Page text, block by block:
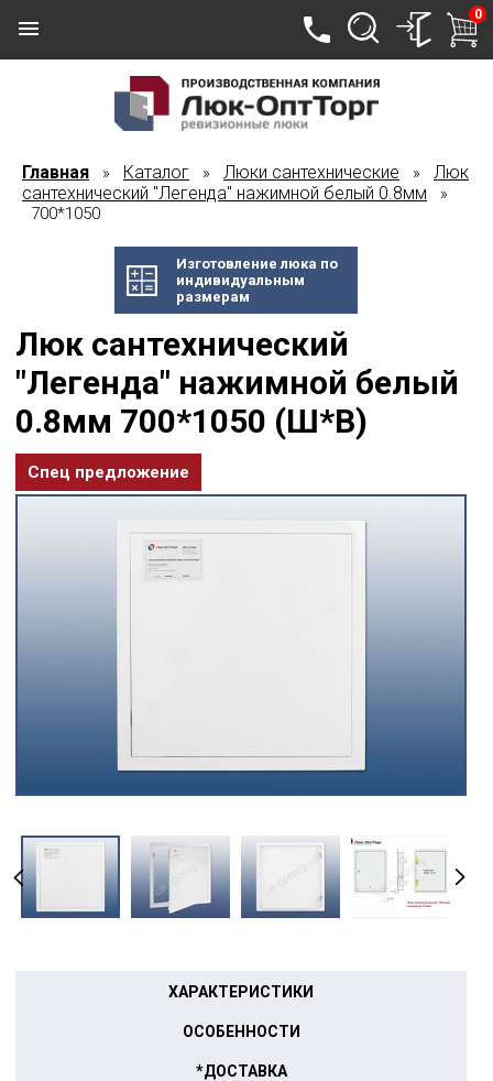
0
Главная » Каталог » Люки сантехнические » Люк
сантехнический "Легенда" нажимной белый 0.8мм »
700*1050
Изготовление люка по
индивидуальным
размерам
Люк сантехнический
"Легенда" нажимной белый
0.8мм 700*1050 (Ш*В)
Спец предложение
ХАРАКТЕРИСТИКИ
ОСОБЕННОСТИ
*ДОСТАВКА